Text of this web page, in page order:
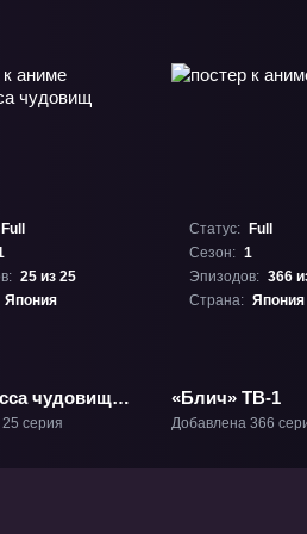
Full
25 из 25
Япония
чудовищ»
серия
Статус:
Full
Сезон: 1
Эпизодов: 366
Страна: Япония
«Блич» ТВ-1
Добавлена 366